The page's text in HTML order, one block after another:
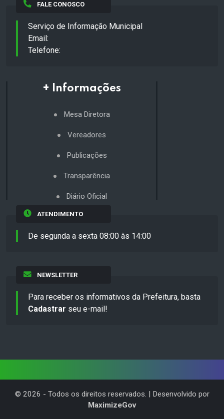
FALE CONOSCO
Serviço de Informação Municipal
Email:
Telefone:
+ Informações
Mesa Diretora
Vereadores
Publicações
Transparência
Diário Oficial
ATENDIMENTO
De segunda a sexta 08:00 às 14:00
NEWSLETTER
Para receber os informativos da Prefeitura, basta
Cadastrar seu e-mail!
© 2026 - Todos os direitos reservados. | Desenvolvido por
MaximizeGov